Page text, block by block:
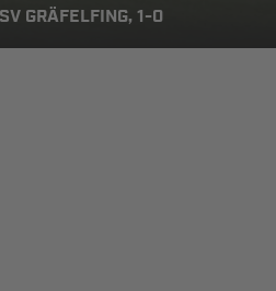
GRÄFELFING, 1-0